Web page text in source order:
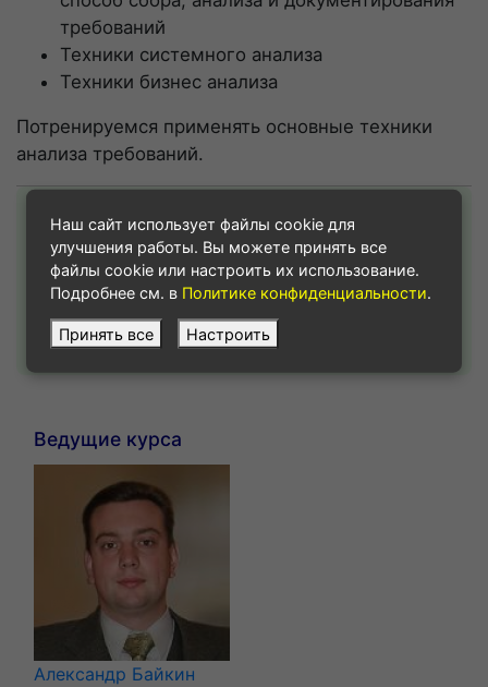
требований
Техники системного анализа
Техники бизнес анализа
Потренируемся применять основные техники
анализа требований.
На этот курс в настоящее время нет набора.
Если курс вас заинтересовал, и вы хотите
узнать наши планы по его проведению,
свяжитесь с нами по этому адресу:
payments@webursitet.ru
Ведущие курса
Александр Байкин
Наш сайт использует файлы cookie для
улучшения работы. Вы можете принять все
файлы cookie или настроить их использование.
Подробнее см. в Политике конфиденциальности.
Принять все Настроить